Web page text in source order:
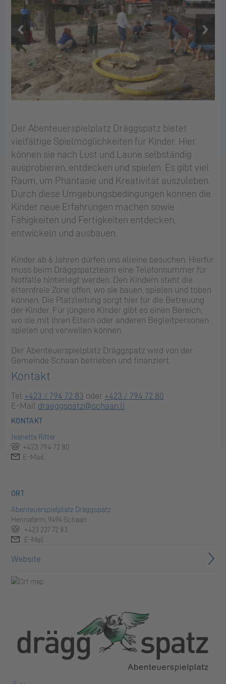
Vorherige
Folie
Folie
Der Abenteuerspielplatz Dräggspatz bietet
vielfältige Spielmöglichkeiten für Kinder. Hier
können sie nach Lust und Laune selbständig
ausprobieren, entdecken und spielen. Es gibt viel
Raum, um Phantasie und Kreativität auszuleben.
Durch diese Umgebungsbedingungen können die
Kinder neue Erfahrungen machen sowie
Fähigkeiten und Fertigkeiten entdecken,
entwickeln und ausbauen.
Kinder ab 6 Jahren dürfen uns alleine besuchen. Hierfür
muss beim Dräggspatzteam eine Telefonnummer für
Notfälle hinterlegt werden. Den Kindern steht die
elternfreie Zone offen, wo sie bauen, spielen und toben
können. Die Platzleitung sorgt hier für die Betreuung
der Kinder. Für jüngere Kinder gibt es einen Bereich,
wo sie mit ihren Eltern oder anderen Begleitpersonen
spielen und verweilen können.
Der Abenteuerspielplatz Dräggspatz wird von der
Gemeinde Schaan betrieben und finanziert.
Kontakt
Tel +423 / 794 72 83 oder +423 / 794 72 80
E-Mail draeggspatz@schaan.li
KONTAKT
Jeanette Ritter
+423 794 72 80
E-Mail
ORT
Abenteuerspielplatz Dräggspatz
Hennafarm, 9494 Schaan
+423 237 72 83
E-Mail
Website